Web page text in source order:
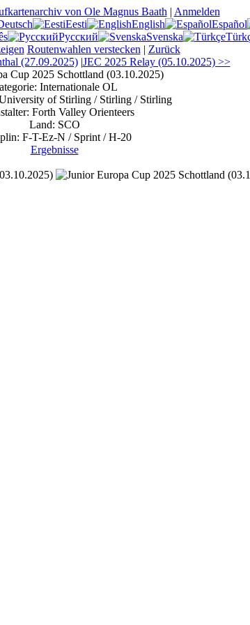
von Ole Magnus Baath | Anmelden
Eesti English Español
Русский Svenska
Routenwahlen verstecken | Zurück
(27.09.2025) |JEC 2025 Relay (05.10.2025) >>
Cup 2025 Schottland (03.10.2025)
Internationale OL
of Stirling / Stirling / Stirling
Forth Valley Orienteers
Land: SCO
F-T-Ez-N / Sprint / H-20
Ergebnisse